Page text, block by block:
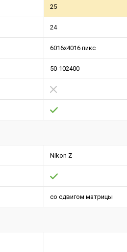
25
24
6016x4016 пикс
50-102400
Nikon Z
со сдвигом матрицы